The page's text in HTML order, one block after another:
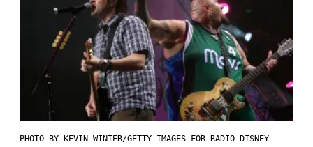
PHOTO BY KEVIN WINTER/GETTY IMAGES FOR RADIO DISNEY